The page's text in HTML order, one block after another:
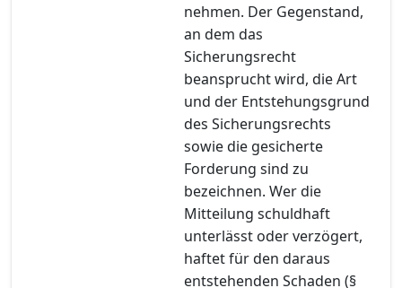
nehmen. Der Gegenstand,
an dem das
Sicherungsrecht
beansprucht wird, die Art
und der Entstehungsgrund
des Sicherungsrechts
sowie die gesicherte
Forderung sind zu
bezeichnen. Wer die
Mitteilung schuldhaft
unterlässt oder verzögert,
haftet für den daraus
entstehenden Schaden (§